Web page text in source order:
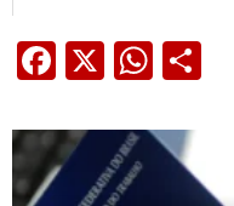
Facebook
X